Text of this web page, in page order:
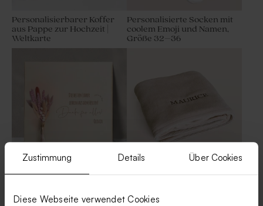
Zustimmung Details Über Cookies
Diese Webseite verwendet Cookies
Personalisierbarer Koffer
aus Pappe zur Hochzeit |
Weltkarte
Personalisierte Socken mit
coolem Emoji und Namen,
Größe 32–36
Personalisierbare Holztafel
Babydecke in Nougat mit
Neu